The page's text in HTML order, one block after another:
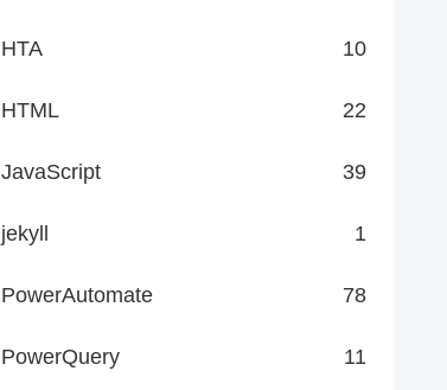
HTA 10
HTML 22
JavaScript 39
jekyll 1
PowerAutomate 78
PowerQuery 11